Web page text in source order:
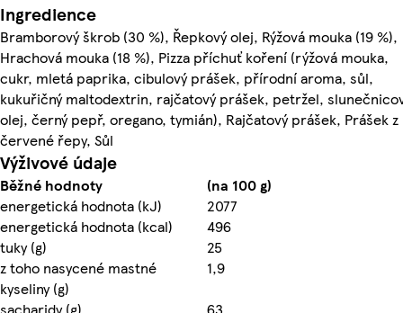
Ingredience
Bramborový škrob (30 %), Řepkový olej, Rýžová mouka (19 %),
Hrachová mouka (18 %), Pizza příchuť koření (rýžová mouka,
cukr, mletá paprika, cibulový prášek, přírodní aroma, sůl,
kukuřičný maltodextrin, rajčatový prášek, petržel,
olej, černý pepř, oregano, tymián), Rajčatový prášek, Prášek z
červené řepy, Sůl
Výživové údaje
Běžné hodnoty
(na 100 g)
energetická hodnota (kJ)
2077
energetická hodnota (kcal)
496
tuky (g)
25
z toho nasycené mastné
kyseliny (g)
1,9
sacharidy (g)
63